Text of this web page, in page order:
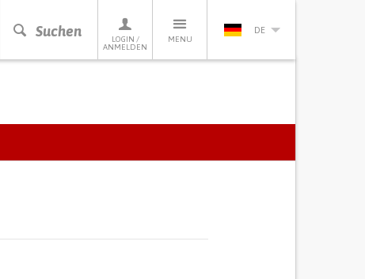
Suchen
LOGIN /
ANMELDEN
MENU
DE